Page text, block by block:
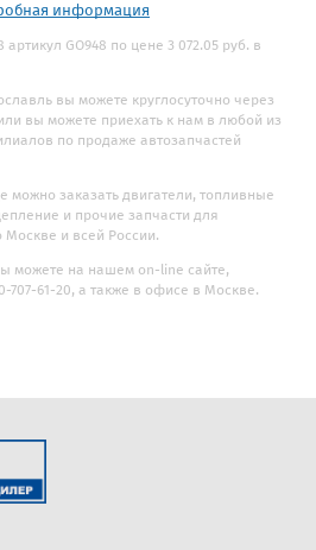
информация
GO948 по цене 3 072.05 руб. в
вы можете круглосуточно через
вы можете приехать к нам в любой из
по продаже автозапчастей
можно заказать двигатели, топливные
и прочие запчасти для
Москве и всей России.
можете на нашем on-line сайте,
707-61-20, а также в офисе в Москве.